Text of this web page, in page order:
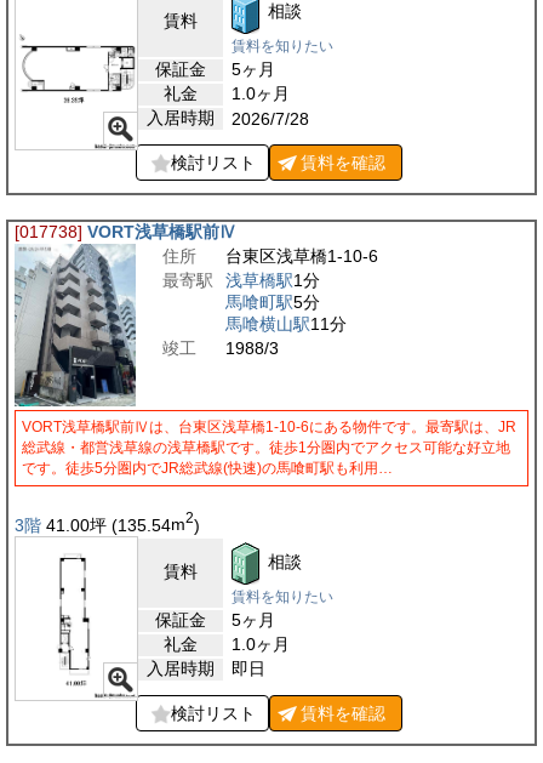
賃料 相談
賃料を知りたい
保証金
5ヶ月
礼金
1.0ヶ月
入居時期
2026/7/28
検討リスト 賃料を確認
[017738] VORT浅草橋駅前Ⅳ
住所
台東区浅草橋1-10-6
最寄駅
浅草橋駅1分
馬喰町駅5分
馬喰横山駅11分
竣工
1988/3
VORT浅草橋駅前Ⅳは、台東区浅草橋1-10-6にある物件です。最寄駅は、JR
総武線・都営浅草線の浅草橋駅です。徒歩1分圏内でアクセス可能な好立地
です。徒歩5分圏内でJR総武線(快速)の馬喰町駅も利用…
3階 41.00坪 (135.54m2)
賃料 相談
賃料を知りたい
保証金
5ヶ月
礼金
1.0ヶ月
入居時期
即日
検討リスト 賃料を確認